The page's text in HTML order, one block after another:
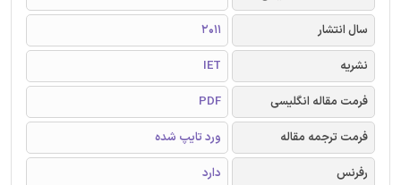
سال انتشار
2011
نشریه
IET
فرمت مقاله انگلیسی
PDF
فرمت ترجمه مقاله
ورد تایپ شده
رفرنس
دارد